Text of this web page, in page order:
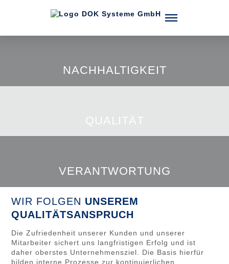
NACHHALTIGKEIT
QUALITÄT
VERANTWORTUNG
WIR FOLGEN UNSEREM
QUALITÄTSANSPRUCH
Die Zufriedenheit unserer Kunden und unserer
Mitarbeiter sichert uns langfristigen Erfolg und ist
daher oberstes Unternehmensziel. Die Basis hierfür
bilden interne Prozesse zur kontinuierlichen